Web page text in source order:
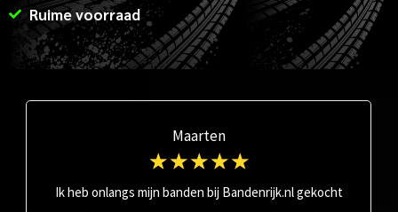
Ruime voorraad
Maarten
☆☆☆☆☆
Ik heb onlangs mijn banden bij Bandenrijk.nl gekocht